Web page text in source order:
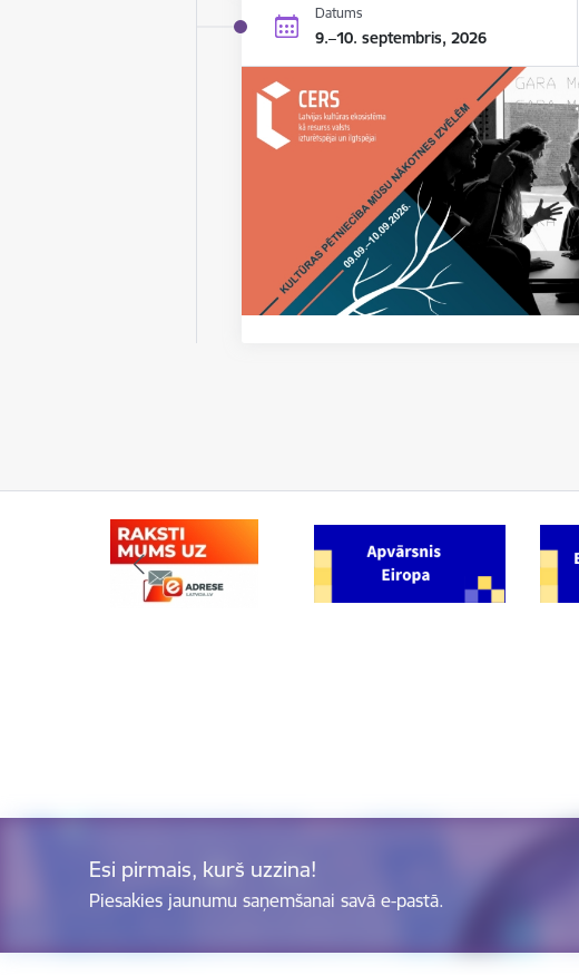
Datums
9.–10. septembris, 2026
Esi pirmais, kurš uzzina!
Piesakies jaunumu saņemšanai savā e-pastā.